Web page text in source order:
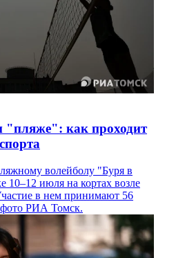
"пляже": как проходит
волейболу "Буря в
10–12 июля на кортах возле
в нем принимают 56
РИА Томск.